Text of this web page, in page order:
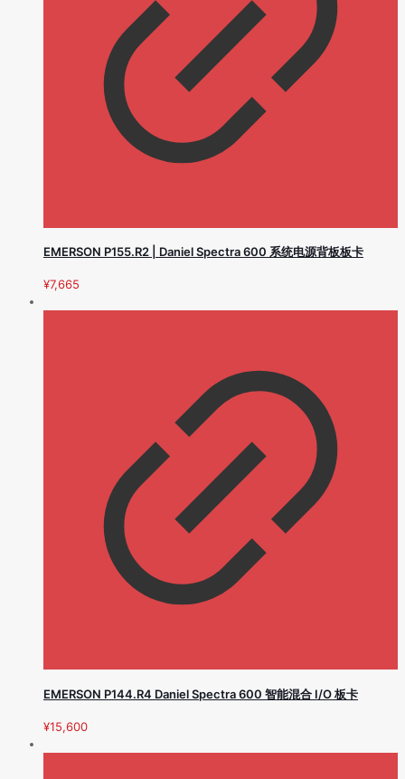
EMERSON P155.R2 | Daniel Spectra 600 系统电源背板板卡
¥7,665
EMERSON P144.R4 Daniel Spectra 600 智能混合 I/O 板卡
¥15,600